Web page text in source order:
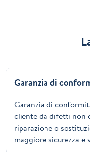
Garanzia di
Garanzia di
cliente da difetti non
riparazione o
maggiore sicurezza e